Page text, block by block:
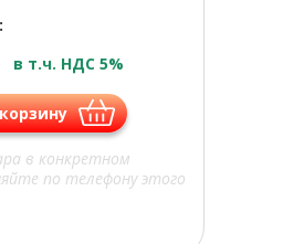
в т.ч. НДС 5%
в конкретном
по телефону этого